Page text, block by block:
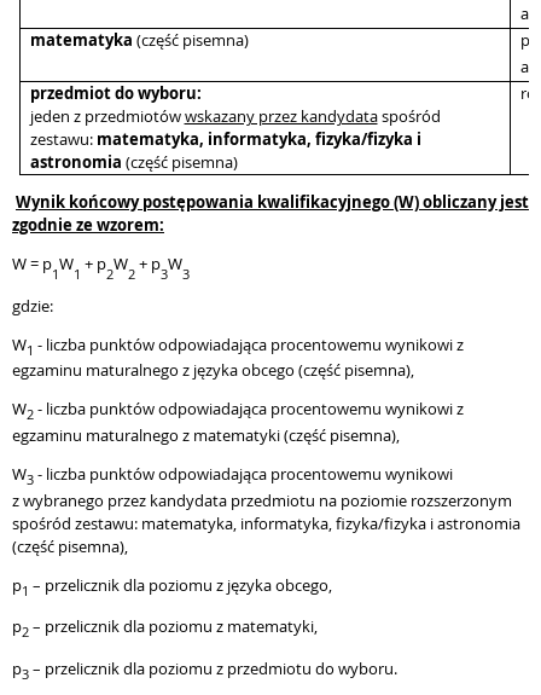
matematyka (część pisemna)
przedmiot do wyboru:
jeden z przedmiotówwskazany przez kandydataspośród
zestawu: matematyka, informatyka, fizyka/fizyka i
astronomia (część pisemna)
Wynik końcowy postępowania kwalifikacyjnego(W) obliczany jest
zgodnie ze wzorem:
W = p1W1 + p2W2 + p3W3
gdzie:
W1 - liczba punktów odpowiadająca procentowemu wynikowi z
egzaminu maturalnego z języka obcego (część pisemna),
W2 - liczba punktów odpowiadająca procentowemu wynikowi z
egzaminu maturalnego z matematyki (część pisemna),
W3 - liczba punktów odpowiadająca procentowemu wynikowi
zwybranego przez kandydata przedmiotu na poziomie rozszerzonym
spośród zestawu: matematyka, informatyka, fizyka/fizyka i astronomia
(część pisemna),
p1 – przelicznik dla poziomu z języka obcego,
p2 – przelicznik dla poziomu z matematyki,
p3 – przelicznik dla poziomu z przedmiotu do wyboru.